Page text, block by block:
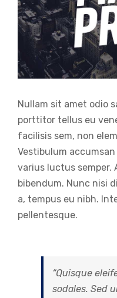
Nullam sit amet odio
porttitor tellus eu
facilisis sem, non
Vestibulum
varius luctus semper.
bibendum. Nunc nisi
a, tempus eu nibh.
pellentesque.
“Quisque
sodales. Sed